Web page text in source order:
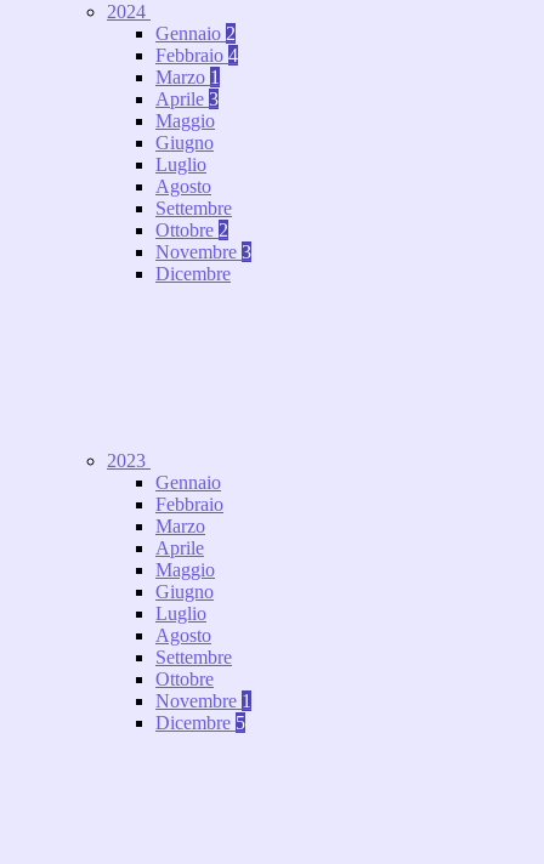
2024
Gennaio 2
Febbraio 4
Marzo 1
Aprile 3
Maggio
Giugno
Luglio
Agosto
Settembre
Ottobre 2
Novembre 3
Dicembre
2023
Gennaio
Febbraio
Marzo
Aprile
Maggio
Giugno
Luglio
Agosto
Settembre
Ottobre
Novembre 1
Dicembre 5